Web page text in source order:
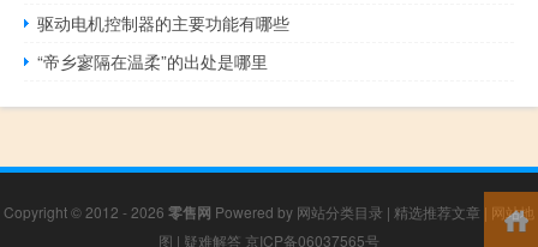
驱动电机控制器的主要功能有哪些
“帝乡寥隔在温柔”的出处是哪里
Copyright © 2012 - 2026 零售网 Powered by 网站分类目录 | 精选推荐文章 | 网站地
图 | 疑难解答 京ICP备06037565号